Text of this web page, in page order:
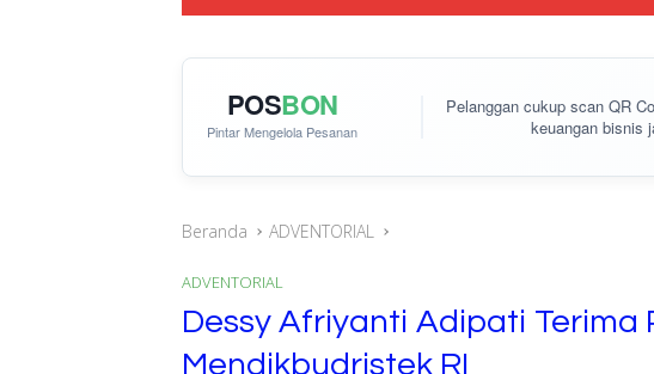
POSBON
Pintar Mengelola Pesanan
Pelanggan cukupscan QR
keuangan bisnis
Beranda ADVENTORIAL
ADVENTORIAL
Dessy Afriyanti Adipati
Mendikbudristek RI